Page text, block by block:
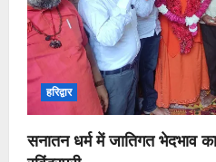
हरिद्वार
सनातन धर्म में जातिगत भेदभाव